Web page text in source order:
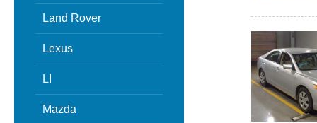
Land Rover
Lexus
LI
Mazda